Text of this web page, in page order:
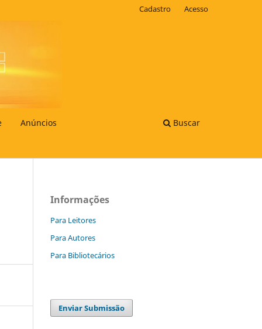
Anúncios Buscar
Cadastro Acesso
Informações
Para Leitores
Para Autores
Para Bibliotecários
Enviar Submissão